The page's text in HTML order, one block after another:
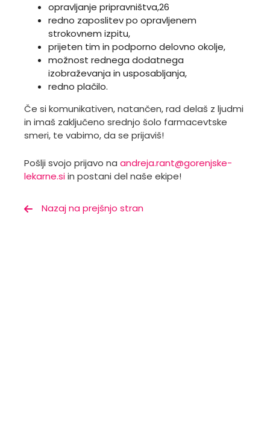
opravljanje pripravništva,26
redno zaposlitev po opravljenem
strokovnem izpitu,
prijeten tim in podporno delovno okolje,
možnost rednega dodatnega
izobraževanja in usposabljanja,
redno plačilo.
Če si komunikativen, natančen, rad delaš z ljudmi
in imaš zaključeno srednjo šolo farmacevtske
smeri, te vabimo, da se prijaviš!
Pošlji svojo prijavo na andreja.rant@gorenjske-
lekarne.siin postani del naše ekipe!
Nazaj na prejšnjo stran